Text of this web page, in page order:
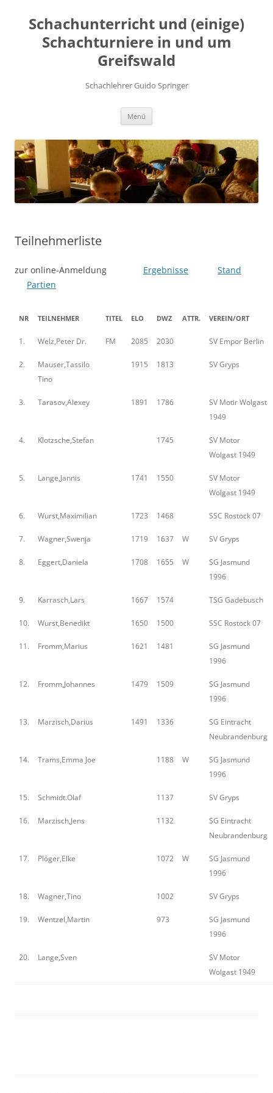
springen
Schachunterricht und (einige)
Schachturniere in und um
Greifswald
Schachlehrer Guido Springer
Menü
Teilnehmerliste
zur online-Anmeldung Ergebnisse
Stand
Partien
NR TEILNEHMER TITEL ELO DWZ ATTR. VEREIN/ORT
1. Welz,Peter Dr. FM 2085 2030 SV Empor Berlin
2.
Mauser,Tassilo
Tino
1915 1813 SV Gryps
3. Tarasov,Alexey 1891 1786
SV Motir Wolgast
1949
4. Klotzsche,Stefan 1745
SV Motor
Wolgast 1949
5. Lange,Jannis 1741 1550
SV Motor
Wolgast 1949
6. Wurst,Maximilian 1723 1468 SSC Rostock 07
7. Wagner,Swenja 1719 1637 W SV Gryps
8. Eggert,Daniela 1708 1655 W
SG Jasmund
1996
9. Karrasch,Lars 1667 1574 TSG Gadebusch
10. Wurst,Benedikt 1650 1500 SSC Rostock 07
11. Fromm,Marius 1621 1481
SG Jasmund
1996
12. Fromm,Johannes 1479 1509
SG Jasmund
1996
13. Marzisch,Darius 1491 1336
SG Eintracht
Neubrandenburg
14. Trams,Emma Joe 1188 W
SG Jasmund
1996
15. Schmidt.Olaf 1137 SV Gryps
16. Marzisch,Jens 1132
SG Eintracht
Neubrandenburg
17. Plöger,Elke 1072 W
SG Jasmund
1996
18. Wagner,Tino 1002 SV Gryps
19. Wentzel,Martin 973
SG Jasmund
1996
20. Lange,Sven
SV Motor
Wolgast 1949